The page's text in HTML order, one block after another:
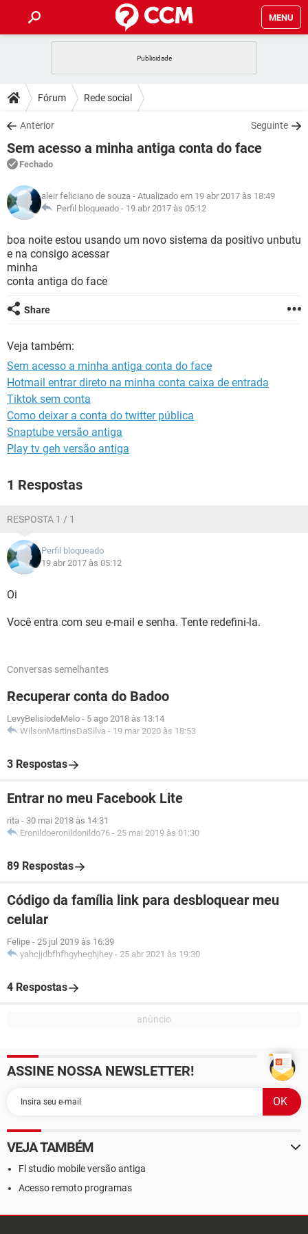
MENU
CELULAR
OUTLOOK
INSTAGRAM GMAIL
GUIA DE COMPRAS
DICAS
JOGOS
OUTLOOK
INSTAGRAM
GUIA DE COMPRAS
DOWNLOADS
JOGOS WHATSAPP
CELULAR
OUTLOOK EXCEL
INSTAGRAM
GUIA DE COMPRAS
FÓRUM
JOGOS
CELULAR FACEBOOK
INSTAGRAM
GUIA DE COMPRAS
GLOSSÁRIO
JOGOS
CELULAR FACEBOOK
OUTLOOK
INSTAGRAM
GUIA DE COMPRAS
Fórum Rede social
Anterior Seguinte
Sem acesso a minha antiga conta do face
Fechado
aleir feliciano de souza - Atualizado em 19 abr 2017 às 18:49
Perfil bloqueado - 19 abr 2017 às 05:12
boa noite estou usando um novo sistema da positivo unbutu
e na consigo acessar
minha
conta antiga do face
Share
Veja também:
Sem acesso a minha antiga conta do face
Hotmail entrar direto na minha conta caixa de entrada
Tiktok sem conta
Como deixar a conta do twitter pública
Snaptube versão antiga
Play tv geh versão antiga
1 Respostas
RESPOSTA 1 / 1
Perfil bloqueado
19 abr 2017 às 05:12
Oi
Você entra com seu e-mail e senha. Tente redefini-la.
Conversas semelhantes
Recuperar conta do Badoo
LevyBelisiodeMelo - 5 ago 2018 às 13:14
WilsonMartinsDaSilva - 19 mar 2020 às 18:53
3 Respostas
Entrar no meu Facebook Lite
rita - 30 mai 2018 às 14:31
Eronildoeronildonildo76 - 25 mai 2019 às 01:30
89 Respostas
Código da família link para desbloquear meu
celular
Felipe - 25 jul 2019 às 16:39
yahcjjdbfhfhgyheghjhey - 25 abr 2021 às 19:30
4 Respostas
ASSINE NOSSA NEWSLETTER!
VEJA TAMBÉM
Fl studio mobile versão antiga
Acesso remoto programas